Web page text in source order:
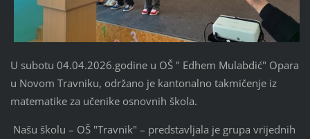
U subotu 04.04.2026.godine u OŠ " Edhem Mulabdić" Opara
u Novom Travniku, održano je kantonalno takmičenje iz
matematike za učenike osnovnih škola.
Našu školu – OŠ "Travnik" – predstavljala je grupa vrijednih